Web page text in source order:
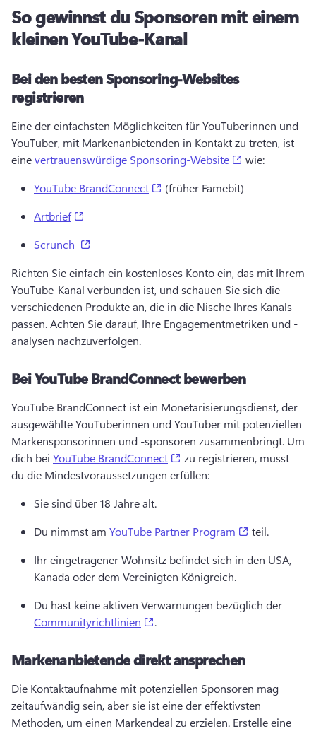
So gewinnst du Sponsoren mit einem
kleinen YouTube-Kanal
Bei den besten Sponsoring-Websites
registrieren
Eine der einfachsten Möglichkeiten für YouTuberinnen und
YouTuber, mit Markenanbietenden in Kontakt zu treten, ist
eine vertrauenswürdige Sponsoring-Website (opens in a
wie:
YouTube BrandConnect
(opens in a new tab)
(früher Famebit)
Artbrief
Scrunch
Richten Sie einfach ein kostenloses Konto ein, das mit Ihrem
YouTube-Kanal verbunden ist, und schauen Sie sich die
verschiedenen Produkte an, die in die Nische Ihres Kanals
passen. Achten Sie darauf, Ihre Engagementmetriken und -
analysen nachzuverfolgen.
Bei YouTube BrandConnect bewerben
YouTube BrandConnect ist ein Monetarisierungsdienst, der
ausgewählte YouTuberinnen und YouTuber mit potenziellen
Markensponsorinnen und -sponsoren zusammenbringt. Um
dich bei YouTube BrandConnect (opens in a new tab)
zu registrieren, musst
du die Mindestvoraussetzungen erfüllen:
Sie sind über 18 Jahre alt.
Du nimmst am YouTube Partner Program (opens in a
teil.
Ihr eingetragener Wohnsitz befindet sich in den USA,
Kanada oder dem Vereinigten Königreich.
Du hast keine aktiven Verwarnungen bezüglich der
Communityrichtlinien
.
Markenanbietende direkt ansprechen
Die Kontaktaufnahme mit potenziellen Sponsoren mag
zeitaufwändig sein, aber sie ist eine der effektivsten
Methoden, um einen Markendeal zu erzielen. Erstelle eine